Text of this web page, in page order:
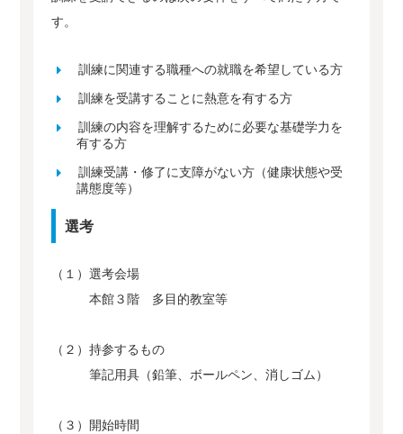
す。
訓練に関連する職種への就職を希望している方
訓練を受講することに熱意を有する方
訓練の内容を理解するために必要な基礎学力を
有する方
訓練受講・修了に支障がない方（健康状態や受
講態度等）
選考
（１）選考会場
本館３階 多目的教室等
（２）持参するもの
筆記用具（鉛筆、ボールペン、消しゴム）
（３）開始時間